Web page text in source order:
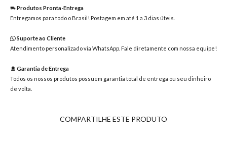
Envie-
nos uma
Produtos Pronta-Entrega
Entregamos para todo o Brasil! Postagem em até 1 a 3 dias úteis.
Suporte ao Cliente
Atendimento personalizado via WhatsApp. Fale diretamente com nossa equipe!
Garantia de Entrega
Todos os nossos produtos possuem garantia total de entrega ou seu dinheiro
de volta.
COMPARTILHE ESTE PRODUTO